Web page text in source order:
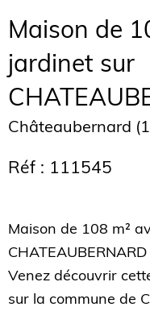
Maison de
jardinet sur
Châteaubernard
Réf : 111545
Maison de 108 m²
CHATEAUBERNARD
Venez découvrir
sur la commune de